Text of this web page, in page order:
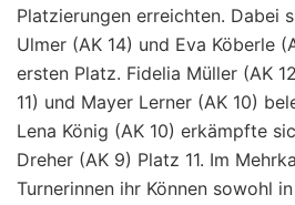
Platzierungen erreichten. Dabei
Ulmer (AK 14) und Eva Köberle
ersten Platz. Fidelia Müller (AK
11) und Mayer Lerner (AK 10)
Lena König (AK 10) erkämpfte
Dreher (AK 9) Platz 11. Im
Turnerinnen ihr Können sowohl